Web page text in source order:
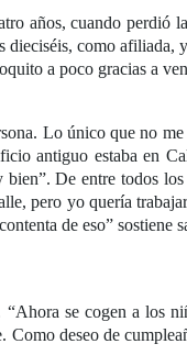
años, cuando perdió
como
a poco gracias a
Lo único que no me
antiguo estaba en
De entre todos
pero yo quería
de eso” sostiene
se cogen a los
deseo de